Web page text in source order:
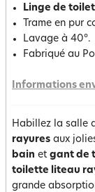
Linge de
Trame en pur
Lavage à 40°.
Fabriqué au
Informations
Habillez la salle
rayures aux
bain et gant de
toilette liteau
grande